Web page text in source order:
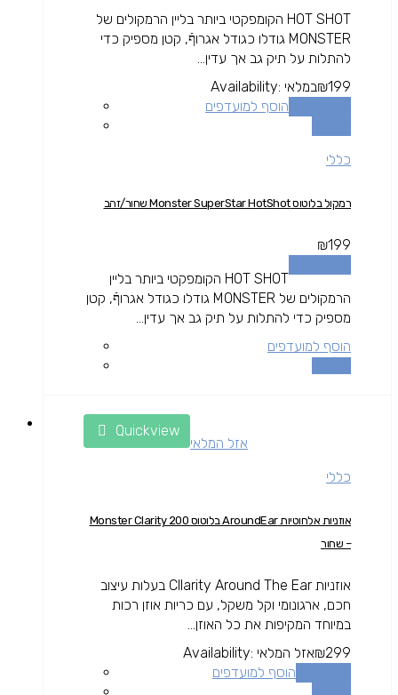
HOT SHOT הקומפקטי ביותר בליין הרמקולים של
MONSTER גודלו כגודל אגרוףֿ, קטן מספיק כדי
להתלות על תיק גב אך עדין...
₪199
Availability: במלאי
הוסף למועדפים
כללי
רמקול בלוטוס Monster SuperStar HotShot שחור/זהב
₪199
HOT SHOT הקומפקטי ביותר בליין
הרמקולים של MONSTER גודלו כגודל אגרוףֿ, קטן
מספיק כדי להתלות על תיק גב אך עדין...
הוסף למועדפים
Quickview
אזל המלאי
כללי
אוזניות אלחוטיות AroundEar בלוטוס Monster Clarity 200
– שחור
אוזניות Cllarity Around The Ear בעלות עיצוב
חכם, ארגונומי וקל משקל, עם כריות אוזן רכות
במיוחד המקיפות את כל האוזן...
₪299
Availability: אזל המלאי
הוסף למועדפים